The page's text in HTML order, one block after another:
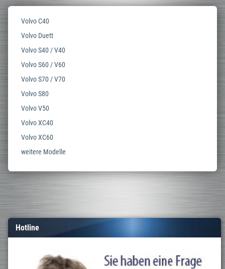
Volvo C40
Volvo Duett
Volvo S40 / V40
Volvo S60 / V60
Volvo S70 / V70
Volvo S80
Volvo V50
Volvo XC40
Volvo XC60
weitere Modelle
Hotline